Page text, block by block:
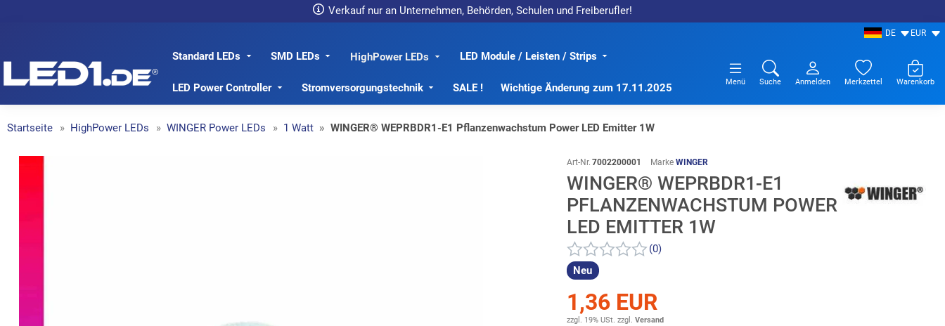
Verkauf nur an Unternehmen, Behörden, Schulen und Freiberufler!
DE EUR
LED1.de® - Fachhandel
Standard LEDs SMD LEDs HighPower LEDs LED Module / Leisten / Strips
LED Power Controller Stromversorgungstechnik SALE ! Wichtige Änderung zum 17.11.2025 Menü Suche Anmelden Merkzettel Warenkorb
Startseite HighPower LEDs WINGER Power LEDs 1 Watt WINGER® WEPRBDR1-E1 Pflanzenwachstum Power LED Emitter 1W
Art-Nr. 7002200001 Marke WINGER
WINGER® WEPRBDR1-E1
PFLANZENWACHSTUM POWER
LED EMITTER 1W
(0)
Neu
1,36 EUR
zzgl. 19% USt. zzgl. Versand